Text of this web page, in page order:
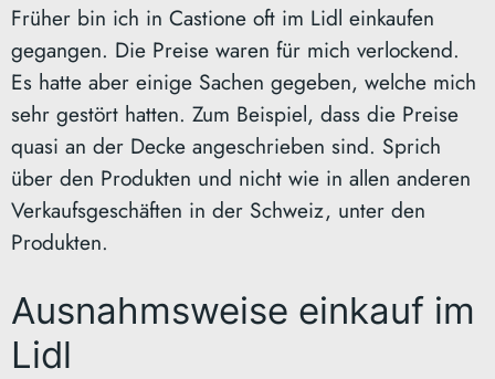
Früher bin ich in Castione oft im Lidl einkaufen
gegangen. Die Preise waren für mich verlockend.
Es hatte aber einige Sachen gegeben, welche mich
sehr gestört hatten. Zum Beispiel, dass die Preise
quasi an der Decke angeschrieben sind. Sprich
über den Produkten und nicht wie in allen anderen
Verkaufsgeschäften in der Schweiz, unter den
Produkten.
Ausnahmsweise einkauf im
Lidl